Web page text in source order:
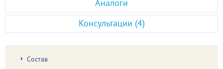
Аналоги
Консультации (4)
Состав